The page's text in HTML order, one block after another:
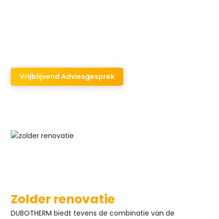
Vrijblijvend Adviesgesprek
Zolder renovatie
DUBOTHERM biedt tevens de combinatie van de